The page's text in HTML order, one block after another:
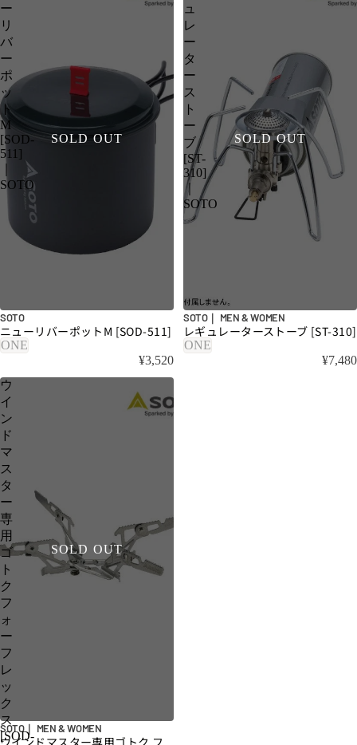
ー
リ
バ
ー
ポ
ッ
ト
M
[SOD-
511]
SOTO
SOLD OUT
SOTO
ニューリバーポットM [SOD-511]
ONE
¥3,520
ュ
レ
ー
タ
ー
ス
ト
ー
ブ
[ST-
310]
｜
SOTO
SOLD OUT
SOTO｜ MEN & WOMEN
レギュレーターストーブ [ST-310]
ONE
¥7,480
ウ
イ
ン
ド
マ
ス
タ
ー
専
用
ゴ
ト
ク
フ
ォ
ー
フ
レ
ッ
ク
ス
[SOD-
SOLD OUT
SOTO｜ MEN & WOMEN